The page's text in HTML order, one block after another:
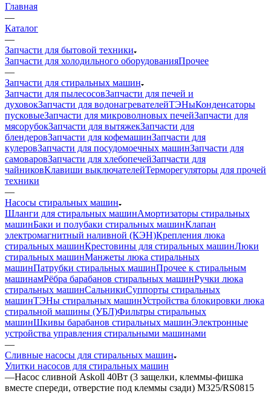
Главная
—
Каталог
—
Запчасти для бытовой техники
Запчасти для холодильного оборудованияПрочее
—
Запчасти для стиральных машин
Запчасти для пылесосовЗапчасти для печей и
духовокЗапчасти для водонагревателейТЭНыКонденсаторы
пусковыеЗапчасти для микроволновых печейЗапчасти для
мясорубокЗапчасти для вытяжекЗапчасти для
блендеровЗапчасти для кофемашинЗапчасти для
кулеровЗапчасти для посудомоечных машинЗапчасти для
самоваровЗапчасти для хлебопечейЗапчасти для
чайниковКлавиши выключателейТерморегуляторы для прочей
техники
—
Насосы стиральных машин
Шланги для стиральных машинАмортизаторы стиральных
машинБаки и полубаки стиральных машинКлапан
электромагнитный наливной (КЭН)Крепления люка
стиральных машинКрестовины для стиральных машинЛюки
стиральных машинМанжеты люка стиральных
машинПатрубки стиральных машинПрочее к стиральным
машинамРёбра барабанов стиральных машинРучки люка
стиральных машинСальникиСуппорты стиральных
машинТЭНы стиральных машинУстройства блокировки люка
стиральной машины (УБЛ)Фильтры стиральных
машинШкивы барабанов стиральных машинЭлектронные
устройства управления стиральными машинами
—
Сливные насосы для стиральных машин
Улитки насосов для стиральных машин
—Насос сливной Askoll 40Вт (3 защелки, клеммы-фишка
вместе спереди, отверстие под клеммы сзади) M325/RS0815